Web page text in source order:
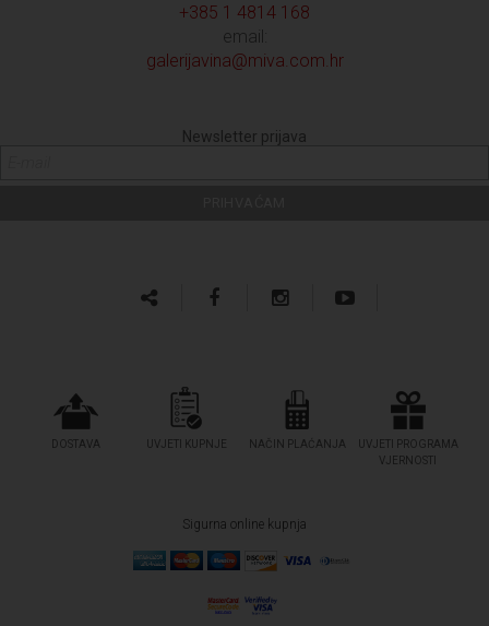
+385 1 4814 168
email:
galerijavina@miva.com.hr
Newsletter prijava
DOSTAVA UVJETI KUPNJE NAČIN PLAĆANJA
UVJETI PROGRAMA
VJERNOSTI
Sigurna online kupnja